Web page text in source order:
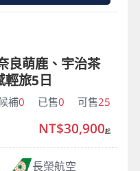
良萌鹿、宇治茶
輕旅5日
補0 已售0 可售25
長榮航空
NT$30,900起